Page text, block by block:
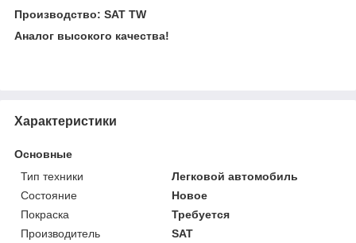
Производство: SAT TW
Аналог высокого качества!
Характеристики
Основные
Тип техники
Легковой автомобиль
Состояние
Новое
Покраска
Требуется
Производитель
SAT